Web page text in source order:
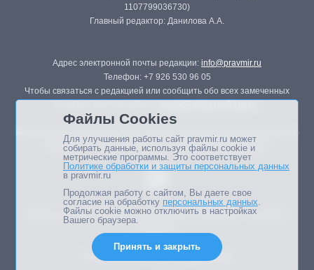
1107799036730)
Главный редактор: Данилова А.А.
Адрес электронной почты редакции: info@pravmir.ru
Телефон: +7 926 530 96 05
Чтобы связаться с редакцией или сообщить обо всех замеченных
Републикация материалов сайта в печатных изданиях (книгах, прессе)
возможна только с письменного разрешения редакции.
Мнение авторов статей портала может не совпадать с позицией
Дизайн сайта -
Файлы Cookies
Для улучшения работы сайт pravmir.ru может
собирать данные, используя файлы cookie и
метрические программы. Это соответствует
Политике обработки и защиты персональных данных
в pravmir.ru
Продолжая работу с сайтом, Вы даете свое
согласие на обработку персональных данных.
Файлы cookie можно отключить в настройках
Вашего браузера.
Принять и закрыть